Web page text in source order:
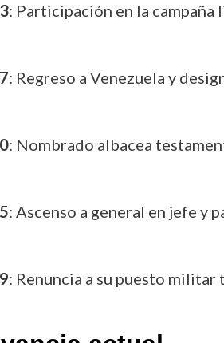
: Participación en la campaña
: Regreso a Venezuela y
: Nombrado albacea
: Ascenso a general en jefe y
: Renuncia a su puesto